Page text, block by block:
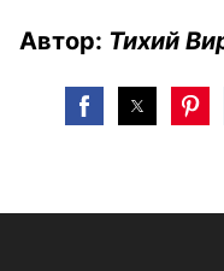
Автор: Тихий